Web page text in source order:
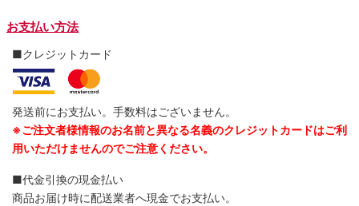
お支払い方法
■クレジットカード
発送前にお支払い。手数料はございません。
※ご注文者様情報のお名前と異なる名義のクレジットカードはご利
用いただけませんのでご注意ください。
■代金引換の現金払い
商品お届け時に配送業者へ現金でお支払い。